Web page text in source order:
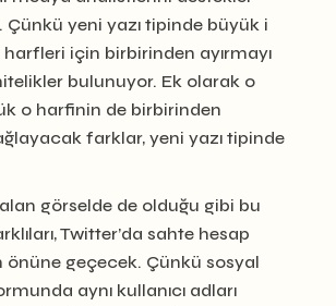
yeni yazı tipinde büyük i
için birbirinden ayırmayı
bulunuyor. Ek olarak 0
o harfinin de birbirinden
farklar, yeni yazı tipinde
görselde de olduğu gibi bu
Twitter’da sahte hesap
önüne geçecek. Çünkü sosyal
aynı kullanıcı adları